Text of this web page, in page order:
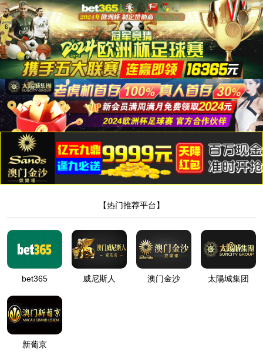
太阳集团城8722
哎呀！找不到页面了！
不要伤心，可能是网址错了呢，重新核对一下吧。
回到上一页 回到首页
网站地图 XML地图